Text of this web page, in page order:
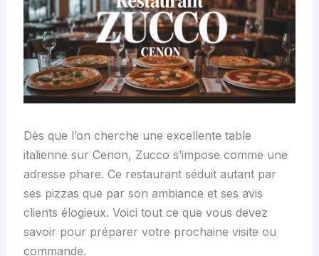
Dès que l’on cherche une excellente table
italienne sur Cenon, Zucco s’impose comme une
adresse phare. Ce restaurant séduit autant par
ses pizzas que par son ambiance et ses avis
clients élogieux. Voici tout ce que vous devez
savoir pour préparer votre prochaine visite ou
commande.